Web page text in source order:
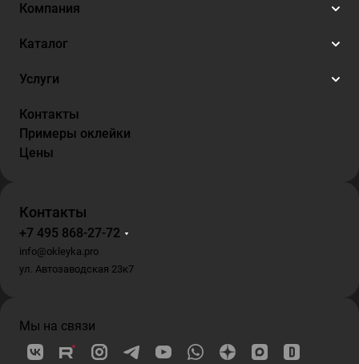
Компания
Каталог
Услуги
Контакты
Примеры оклейки
Цены
Контакты
+7 495 868-27-72
info@okleyka.pro
ул. Автозаводская 23к7
Мы на связи